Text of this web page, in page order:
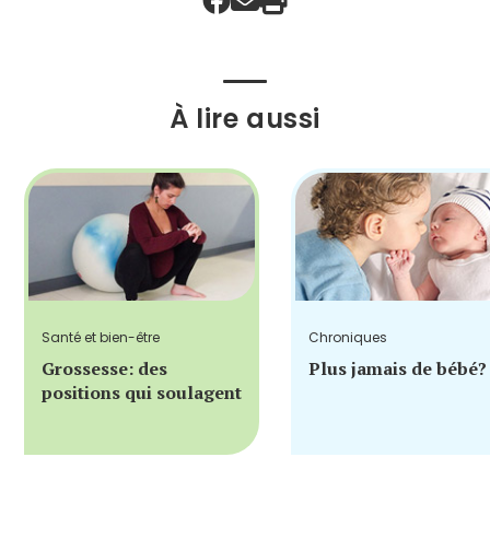
À lire aussi
Santé et bien-être
Grossesse: des
positions qui soulagent
Chroniques
Plus jamais de bébé?